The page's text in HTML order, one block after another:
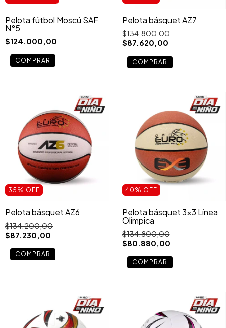
Pelota fútbol Moscú SAF
N°5
$124.000,00
Pelota básquet AZ7
$134.800,00
$87.620,00
35 % OFF
Pelota básquet AZ6
$134.200,00
$87.230,00
40 % OFF
Pelota básquet 3×3 Línea
Olímpica
$134.800,00
$80.880,00